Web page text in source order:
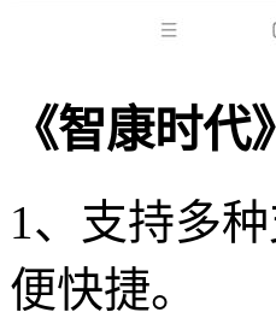
《智康时代
1、支持多
便快捷。